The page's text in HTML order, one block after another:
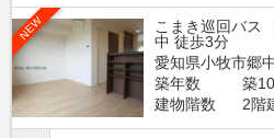
NEW
こまき巡回バ
中 徒歩3分
愛知県小牧市郷
築年数
築
建物階数
2階